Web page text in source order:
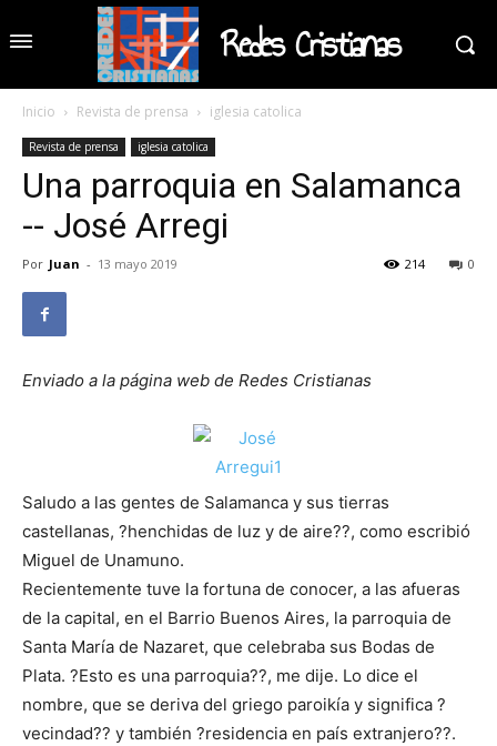
Redes Cristianas
Inicio Revista de prensa iglesia catolica
Revista de prensa iglesia catolica
Una parroquia en Salamanca
-- José Arregi
Por Juan - 13 mayo 2019 0
214
Enviado a la página web de Redes Cristianas
Saludo a las gentes de Salamanca y sus tierras
castellanas, ?henchidas de luz y de aire??, como escribió
Miguel de Unamuno.
Recientemente tuve la fortuna de conocer, a las afueras
de la capital, en el Barrio Buenos Aires, la parroquia de
Santa María de Nazaret, que celebraba sus Bodas de
Plata. ?Esto es una parroquia??, me dije. Lo dice el
nombre, que se deriva del griego paroikía y significa ?
vecindad?? y también ?residencia en país extranjero??.